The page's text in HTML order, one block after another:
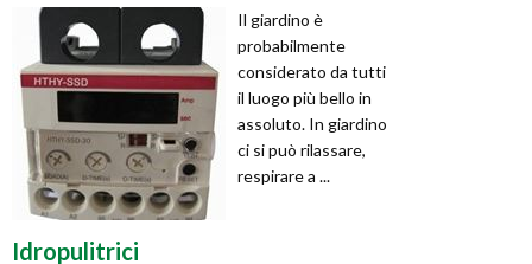
Il giardino è
probabilmente
considerato da tutti
il luogo più bello in
assoluto. In giardino
ci si può rilassare,
respirare a ...
Idropulitrici